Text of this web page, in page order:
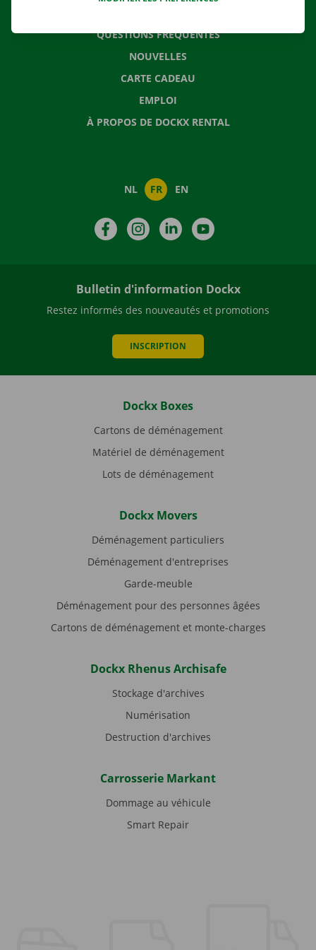
QUESTIONS FRÉQUENTES
NOUVELLES
CARTE CADEAU
EMPLOI
À PROPOS DE DOCKX RENTAL
NL FR EN
FacebookInstagramLinkedIn
Bulletin d'information Dockx
Restez informés des nouveautés et promotions
INSCRIPTION
Dockx Boxes
Cartons de déménagement
Matériel de déménagement
Lots de déménagement
Dockx Movers
Déménagement particuliers
Déménagement d'entreprises
Garde-meuble
Déménagement pour des personnes âgées
Cartons de déménagement et monte-charges
Dockx Rhenus Archisafe
Stockage d'archives
Numérisation
Destruction d'archives
Carrosserie Markant
Dommage au véhicule
Smart Repair